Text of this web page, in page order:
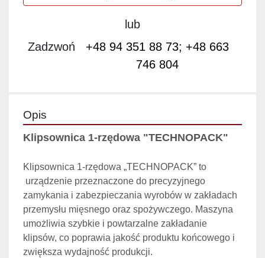
lub
Zadzwoń
+48 94 351 88 73; +48 663
746 804
Opis
Klipsownica 1-rzędowa "TECHNOPACK"
Klipsownica 1-rzędowa „TECHNOPACK” to
urządzenie przeznaczone do precyzyjnego
zamykania i zabezpieczania wyrobów w zakładach
przemysłu mięsnego oraz spożywczego. Maszyna
umożliwia szybkie i powtarzalne zakładanie
klipsów, co poprawia jakość produktu końcowego i
zwiększa wydajność produkcji.